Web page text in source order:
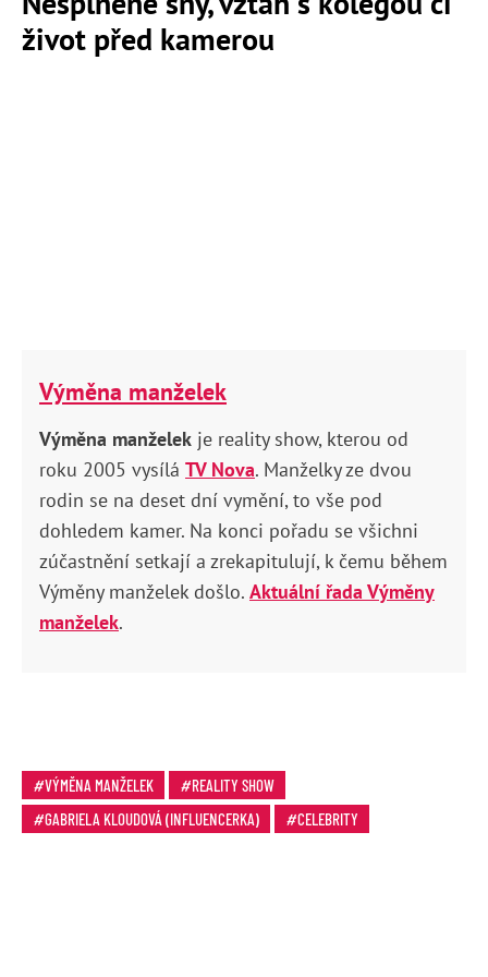
život před kamerou
Výměna manželek
Výměna manželek je reality show, kterou od
roku 2005 vysílá TV Nova. Manželky ze dvou
rodin se na deset dní vymění, to vše pod
dohledem kamer. Na konci pořadu se všichni
zúčastnění setkají a zrekapitulují, k čemu během
Výměny manželek došlo. Aktuální řada Výměny
manželek.
VÝMĚNA MANŽELEK
REALITY SHOW
GABRIELA KLOUDOVÁ (INFLUENCERKA)
CELEBRITY